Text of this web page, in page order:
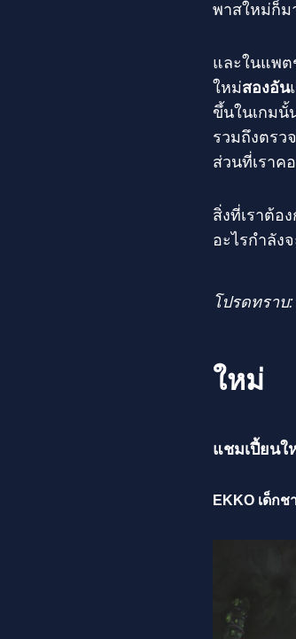
พาสใหม่ก็ม
และในแพต
ใหม่สองอัน
ขึ้นในเกมนั้
รวมถึงตรว
ส่วนที่เราค
สิ่งที่เราต้อ
อะไรกำลัง
โปรดทราบ
ใหม่
แชมเปี้ยนใ
EKKO เด็กช